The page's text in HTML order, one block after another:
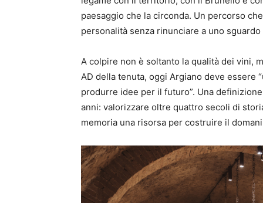
paesaggio che la circonda. Un percorso
personalità senza rinunciare a uno
A colpire non è soltanto la qualità dei vini,
AD della tenuta, oggi Argiano deve essere
produrre idee per il futuro”. Una
anni: valorizzare oltre quattro secoli di
memoria una risorsa per costruire il